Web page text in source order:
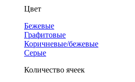
Цвет
Бежевые
Графитовые
Коричневые/бежевые
Серые
Количество ячеек